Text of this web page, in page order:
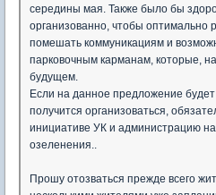
середины мая. Также было бы
организованно, чтобы оптимально
помешать коммуникациям и
парковочным карманам, которые,
будущем.
Если на данное предложение будет
получится организоваться,
инициативе УК и администрацию
озеленения..
Прошу отозваться прежде всего